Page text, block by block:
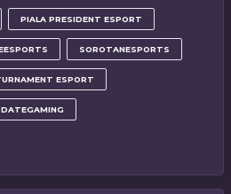
PIALA PRESIDENT ESPORT
SOROTANESPORTS
ESPORT